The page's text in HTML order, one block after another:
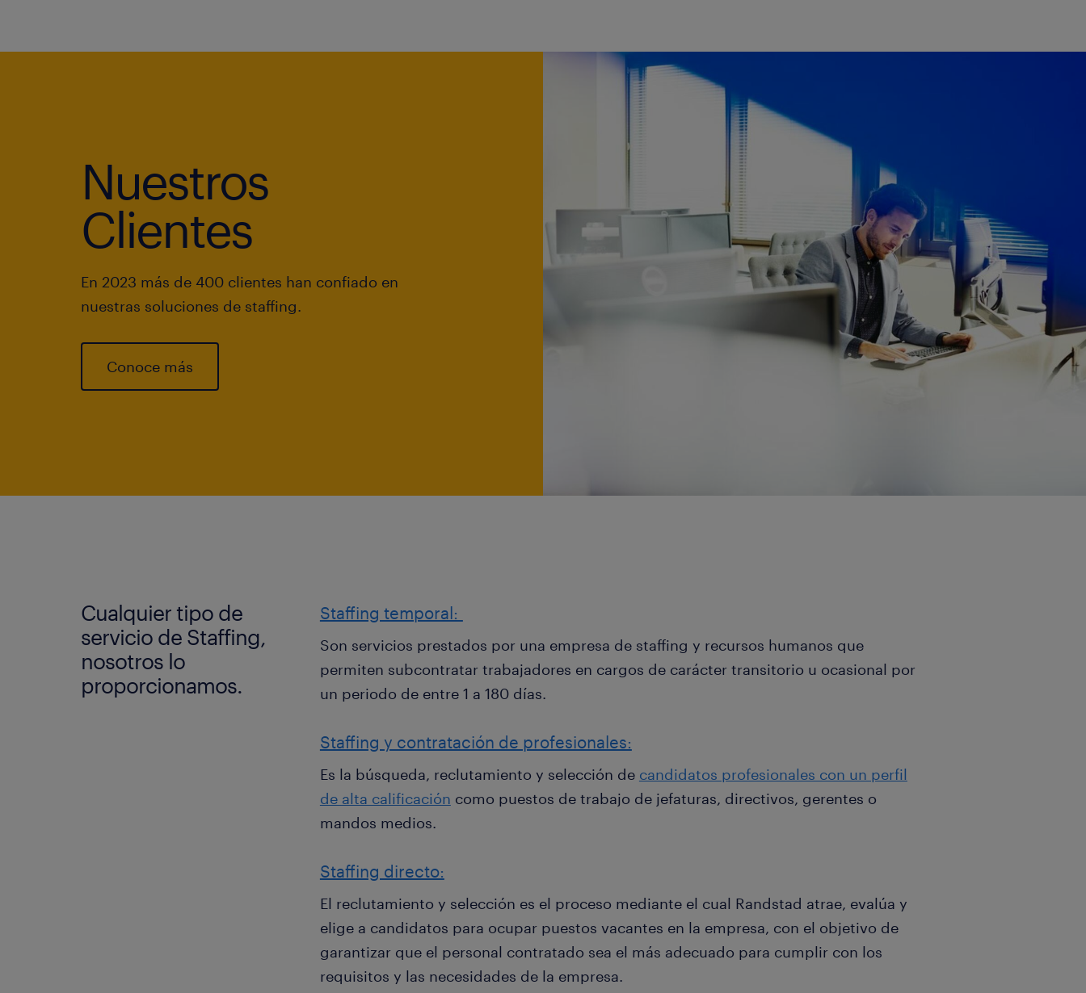
Nuestros
Clientes
En 2023 más de 400 clientes han confiado en
nuestras soluciones de staffing.
Conoce más
Cualquier tipo de
servicio de Staffing,
nosotros lo
proporcionamos.
Staffing temporal:
Son servicios prestados por una empresa de staffing y recursos humanos que
permiten subcontratar trabajadores en cargos de carácter transitorio u ocasional por
un periodo de entre 1 a 180 días.
Staffing y contratación de profesionales:
Es la búsqueda, reclutamiento y selección de candidatos profesionales con un perfil
de alta calificación como puestos de trabajo de jefaturas, directivos, gerentes o
mandos medios.
Staffing directo:
El reclutamiento y selección es el proceso mediante el cual Randstad atrae, evalúa y
elige a candidatos para ocupar puestos vacantes en la empresa, con el objetivo de
garantizar que el personal contratado sea el más adecuado para cumplir con los
requisitos y las necesidades de la empresa.